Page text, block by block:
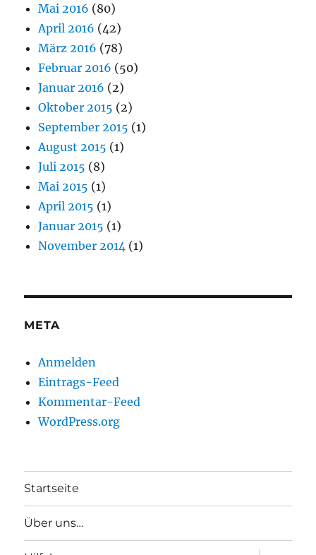
Mai 2016 (80)
April 2016 (42)
März 2016 (78)
Februar 2016 (50)
Januar 2016 (2)
Oktober 2015 (2)
September 2015 (1)
August 2015 (1)
Juli 2015 (8)
Mai 2015 (1)
April 2015 (1)
Januar 2015 (1)
November 2014 (1)
META
Anmelden
Eintrags-Feed
Kommentar-Feed
WordPress.org
Startseite
Über uns…